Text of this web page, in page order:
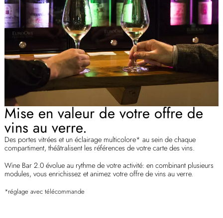
Mise en valeur de votre offre de
vins au verre.
Des portes vitrées et un éclairage multicolore* au sein de chaque
compartiment, théâtralisent les références de votre carte des vins.
Wine Bar 2.0 évolue au rythme de votre activité: en combinant plusieurs
modules, vous enrichissez et animez votre offre de vins au verre.
*réglage avec télécommande